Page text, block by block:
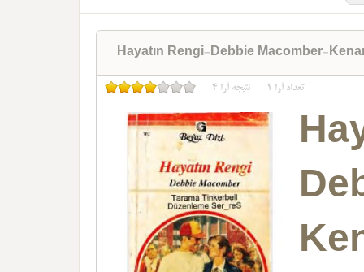
Hayatın Rengi-Debbie Macomber-
تعداد آرا 1 نتیجه آرا 4